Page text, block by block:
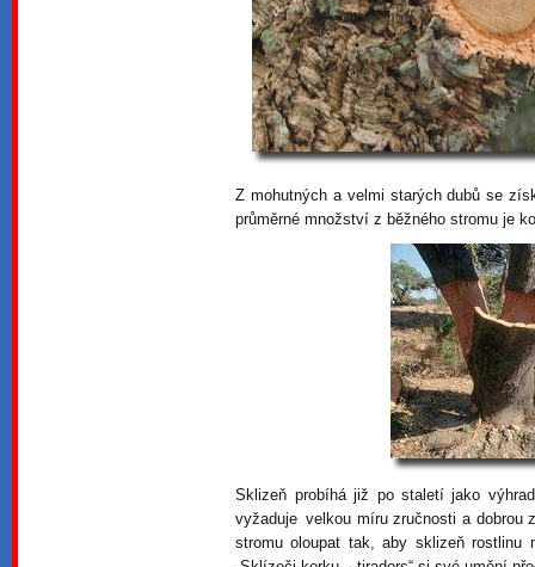
Z mohutných a velmi starých dubů se
průměrné množství z běžného stromu je
Sklizeň probíhá již po staletí jako
vyžaduje velkou míru zručnosti a dobrou
stromu oloupat tak, aby sklizeň rostlinu